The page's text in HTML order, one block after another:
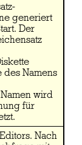
generiert
Der
Namens
wird
für
Nach